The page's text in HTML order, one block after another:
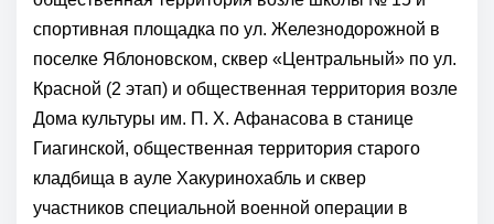
спортивная площадка по ул. Железнодорожной в
поселке Яблоновском, сквер «Центральный» по ул.
Красной (2 этап) и общественная территория возле
Дома культуры им. П. Х. Афанасова в станице
Гиагинской, общественная территория старого
кладбища в ауле Хакуринохабль и сквер
участников специальной военной операции в